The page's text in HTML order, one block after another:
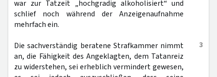
war zur Tatzeit „hochgradig alkoholisiert“ und
schlief noch während der Anzeigenaufnahme
mehrfach ein.
3
Die sachverständig beratene Strafkammer nimmt
an, die Fähigkeit des Angeklagten, dem Tatanreiz
zu widerstehen, sei erheblich vermindert gewesen,